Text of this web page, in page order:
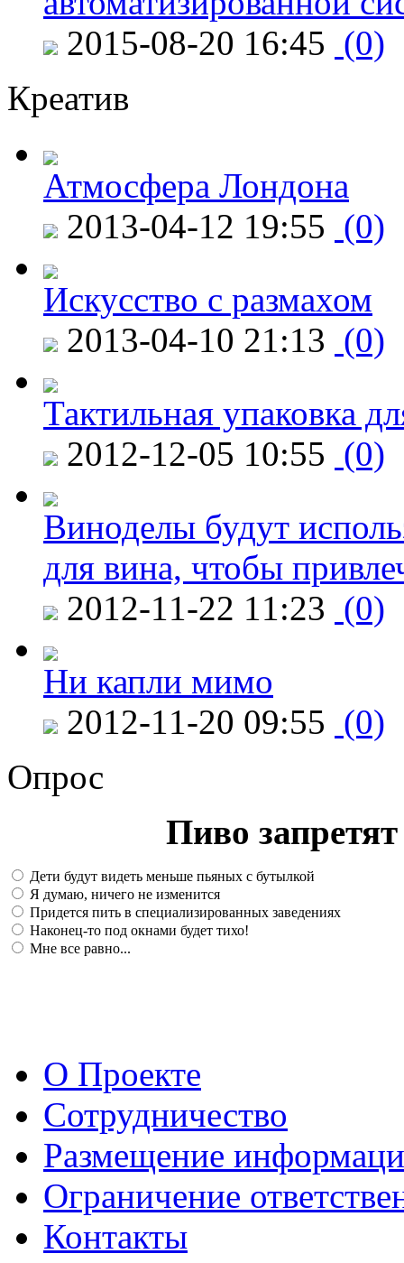
2015-08-20 16:45 (0)
Креатив
Атмосфера Лондона
2013-04-12 19:55 (0)
Искусство с размахом
2013-04-10 21:13 (0)
Тактильная упаковка
2012-12-05 10:55 (0)
Виноделы будут
для вина, чтобы
2012-11-22 11:23 (0)
Ни капли мимо
2012-11-20 09:55 (0)
Опрос
Пиво
Дети будут видеть меньше пьяных с бутылкой
Я думаю, ничего не изменится
Придется пить в специализированных заведениях
Наконец-то под окнами будет тихо!
Мне все равно...
О Проекте
Сотрудничество
Размещение
Ограничение
Контакты